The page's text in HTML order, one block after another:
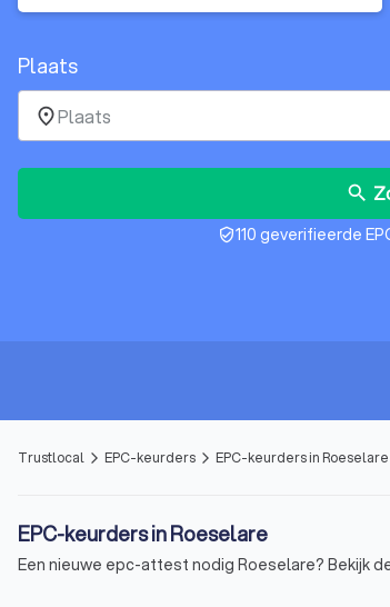
Plaats
place
search
verified_user110 geverifieerde
Trustlocal arrow_forward_ios EPC-keurders arrow_forward_ios EPC-keurders in Roeselare
EPC-keurders in Roeselare
Een nieuwe epc-attest nodig Roeselare? Bekijk